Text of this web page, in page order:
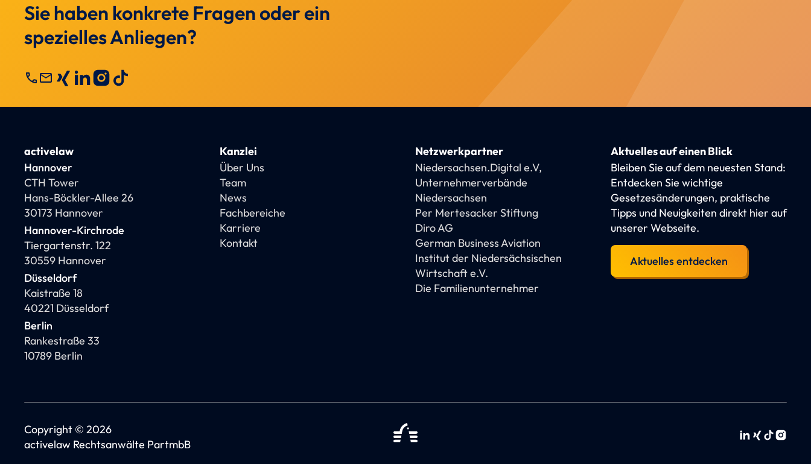
Sie haben konkrete Fragen oder ein
spezielles Anliegen?
callmail
activelaw
Hannover
CTH Tower
Hans-Böckler-Allee 26
30173 Hannover
Hannover-Kirchrode
Tiergartenstr. 122
30559 Hannover
Düsseldorf
Kaistraße 18
40221 Düsseldorf
Berlin
Rankestraße 33
10789 Berlin
Kanzlei
Über Uns
Team
News
Fachbereiche
Karriere
Kontakt
Netzwerkpartner
Niedersachsen.Digital e.V,
Unternehmerverbände
Niedersachsen
Per Mertesacker Stiftung
Diro AG
German Business Aviation
Institut der Niedersächsischen
Wirtschaft e.V.
Die Familienunternehmer
Aktuelles auf einen Blick
Bleiben Sie auf dem neuesten Stand:
Entdecken Sie wichtige
Gesetzesänderungen, praktische
Tipps und Neuigkeiten direkt hier auf
unserer Webseite.
Aktuelles entdecken
Copyright © 2026
activelaw Rechtsanwälte PartmbB